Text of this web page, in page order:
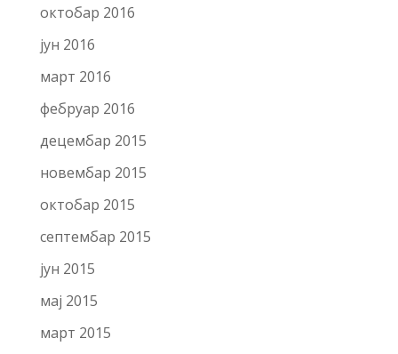
октобар 2016
јун 2016
март 2016
фебруар 2016
децембар 2015
новембар 2015
октобар 2015
септембар 2015
јун 2015
мај 2015
март 2015